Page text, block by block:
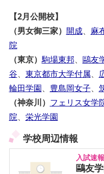
【2月公開校】
（男女御三家） 開成、 麻
院
（東京）駒場東邦、 鷗友
谷、 東京都市大学付属、
輪田学園、 豊島岡女子、
（神奈川） フェリス女学
院、 栄光学園
学校周辺情報
入試速報
鷗友